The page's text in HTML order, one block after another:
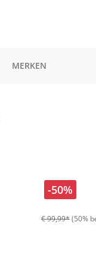
MERKEN
-50%
€ 99,99*(50%